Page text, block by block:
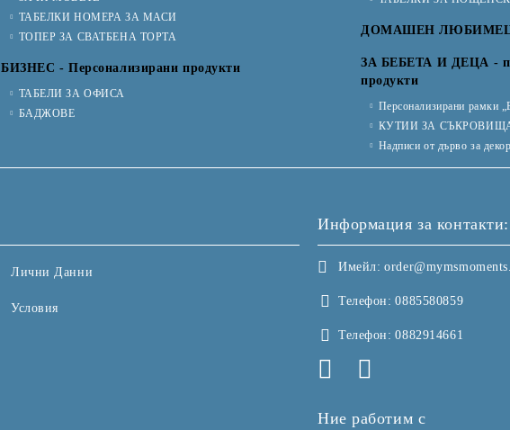
ТАБЕЛКИ НОМЕРА ЗА МАСИ
ТОПЕР ЗА СВАТБЕНА ТОРТА
БИЗНЕС - Персонализирани продукти
ТАБЕЛИ ЗА ОФИСА
БАДЖОВЕ
ДОМАШЕН
ЗА БЕБЕТА И ДЕЦА -
продукти
Персонализирани рамки
КУТИИ ЗА
Надписи от дърво за
Лични Данни
Условия
Информация за контакти:
Имейл:
Телефон: 0885580859
Телефон: 0882914661
Ние работим с